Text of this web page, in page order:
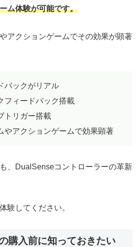
ム体験が可能です。
アクションゲームでその効果が顕著
バックがリアル
フィードバック搭載
トリガー搭載
やアクションゲームで効果顕著
、DualSenseコントローラーの革新
験してください。
購入前に知っておきたい